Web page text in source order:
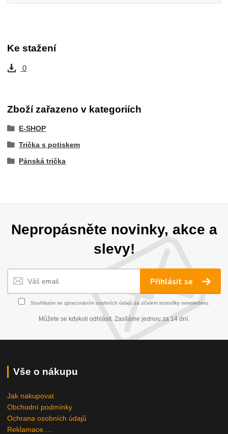
Ke stažení
0
Zboží zařazeno v kategoriích
E-SHOP
Trička s potiskem
Pánská trička
Nepropásněte novinky, akce a
slevy!
Přihlásit se
Souhlasím se zpracováním osobních údajů za účelem rozesílky newsletteru.
Můžete se kdykoli odhlásit. Zasíláme jednou za 14 dní.
Vše o nákupu
Jak nakupovat
Obchodní podmínky
Ochrana osobních údajů
Reklamace....